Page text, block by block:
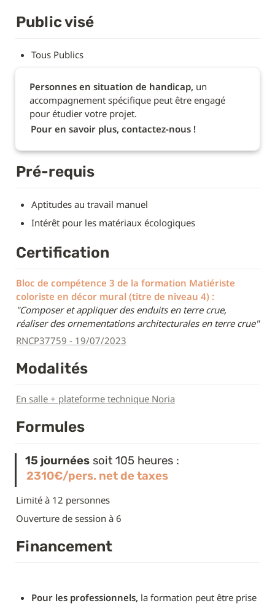
Public visé
Tous Publics
Personnes en situation de handicap, un
accompagnement spécifique peut être engagé
pour étudier votre projet.
Pour en savoir plus, contactez-nous !
Pré-requis
Aptitudes au travail manuel
Intérêt pour les matériaux écologiques
Certification
Bloc de compétence 3 de la formation Matiériste
coloriste en décor mural (titre de niveau 4) :
"Composer et appliquer des enduits en terre crue,
réaliser des ornementations architecturales en terre crue"
RNCP37759 - 19/07/2023
Modalités
En salle + plateforme technique Noria
Formules
15 journées soit 105 heures :
2310€/pers. net de taxes
Limité à 12 personnes
Ouverture de session à 6
Financement
Pour les professionnels, la formation peut être prise